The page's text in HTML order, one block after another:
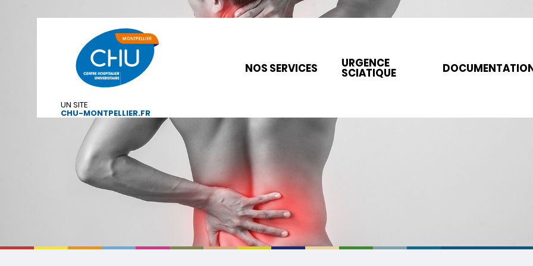
UN SITE
CHU-MONTPELLIER.FR
NOS SERVICES URGENCE
SCIATIQUE